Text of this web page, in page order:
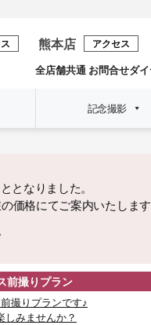
熊本店 アクセス
全店舗共通 お問合せダ
記念撮影
となりました。
価格にてご案内いたします
前撮りプラン
撮りプランです♪
しみませんか？